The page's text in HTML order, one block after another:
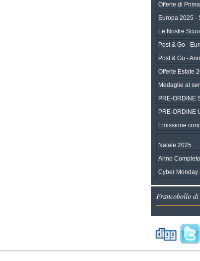
Offerte di
Europa 2025 -
Le Nostre
Post & Go -
Post & Go -
Offerte Estate
Medaglie al
PRE-ORDINE
PRE-ORDINE
Emissione
Natale 2025
Anno
Cyber Monday
Francobollo